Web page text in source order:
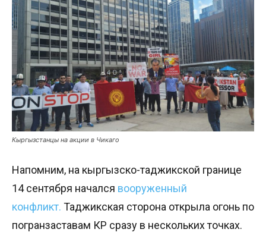
Кыргызстанцы на акции в Чикаго
Напомним, на кыргызско-таджикской границе
14 сентября начался вооруженный
конфликт. Таджикская сторона открыла огонь по
погранзаставам КР сразу в нескольких точках.